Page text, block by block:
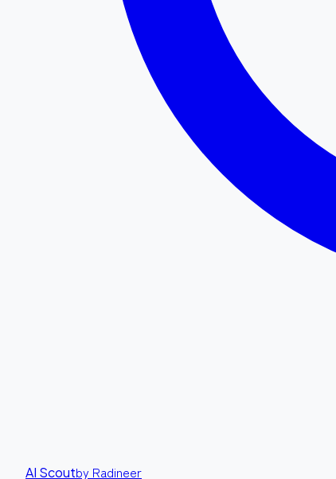
AI Scoutby Radineer